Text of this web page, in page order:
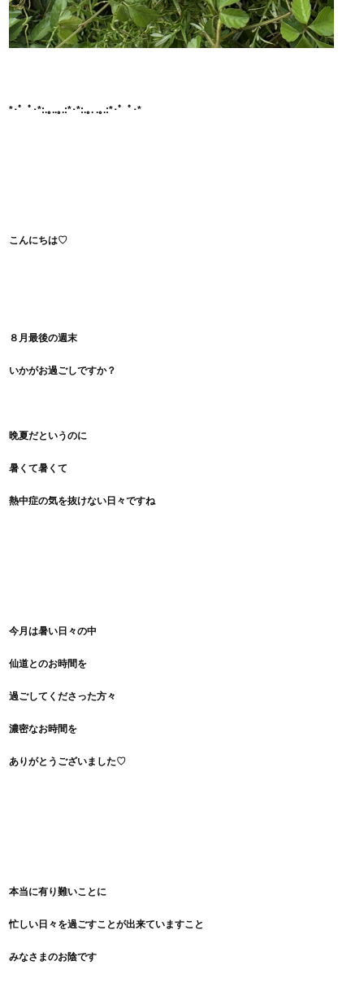
*･゜ﾟ･*:.｡..｡.:*･*:.｡. .｡.:*･゜ﾟ･*
こんにちは♡
８月最後の週末
いかがお過ごしですか？
晩夏だというのに
暑くて暑くて
熱中症の気を抜けない日々ですね
今月は暑い日々の中
仙道とのお時間を
過ごしてくださった方々
濃密なお時間を
ありがとうございました♡
本当に有り難いことに
忙しい日々を過ごすことが出来ていますこと
みなさまのお陰です